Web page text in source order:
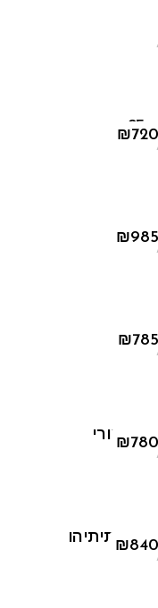
₪
₪
₪
₪
דורי
₪
בן מתיתיהו